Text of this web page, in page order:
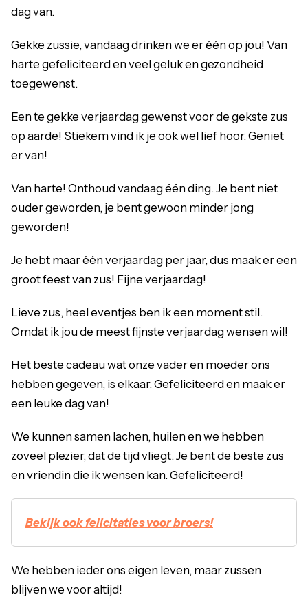
dag van.
Gekke zussie, vandaag drinken we er één op jou! Van
harte gefeliciteerd en veel geluk en gezondheid
toegewenst.
Een te gekke verjaardag gewenst voor de gekste zus
op aarde! Stiekem vind ik je ook wel lief hoor. Geniet
er van!
Van harte! Onthoud vandaag één ding. Je bent niet
ouder geworden, je bent gewoon minder jong
geworden!
Je hebt maar één verjaardag per jaar, dus maak er een
groot feest van zus! Fijne verjaardag!
Lieve zus, heel eventjes ben ik een moment stil.
Omdat ik jou de meest fijnste verjaardag wensen wil!
Het beste cadeau wat onze vader en moeder ons
hebben gegeven, is elkaar. Gefeliciteerd en maak er
een leuke dag van!
We kunnen samen lachen, huilen en we hebben
zoveel plezier, dat de tijd vliegt. Je bent de beste zus
en vriendin die ik wensen kan. Gefeliciteerd!
Bekijk ook felicitaties voor broers!
We hebben ieder ons eigen leven, maar zussen
blijven we voor altijd!